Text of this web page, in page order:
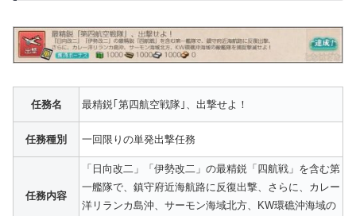
任務名 最精鋭｢第四航空戦隊｣、出撃せよ！
任務種別 一回限りの単発出撃任務
任務内容
「日向改二」「伊勢改二」の最精鋭「四航戦」を含む第
一艦隊で、鎮守府近海航路に反復出撃、さらに、カレー
洋リランカ島沖、サーモン海域北方、KW環礁沖海域の